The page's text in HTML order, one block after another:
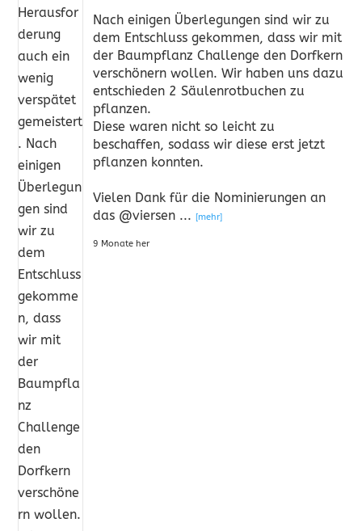
Nach einigen Überlegungen sind wir zu
dem Entschluss gekommen, dass wir mit
der Baumpflanz Challenge den Dorfkern
verschönern wollen. Wir haben uns dazu
entschieden 2 Säulenrotbuchen zu
pflanzen.
Diese waren nicht so leicht zu
beschaffen, sodass wir diese erst jetzt
pflanzen konnten.
Vielen Dank für die Nominierungen an
das @viersen ...[mehr]
9 Monate her